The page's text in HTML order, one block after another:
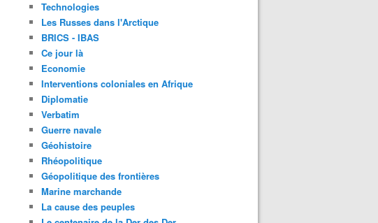
Technologies
Les Russes dans l'Arctique
BRICS - IBAS
Ce jour là
Economie
Interventions coloniales en Afrique
Diplomatie
Verbatim
Guerre navale
Géohistoire
Rhéopolitique
Géopolitique des frontières
Marine marchande
La cause des peuples